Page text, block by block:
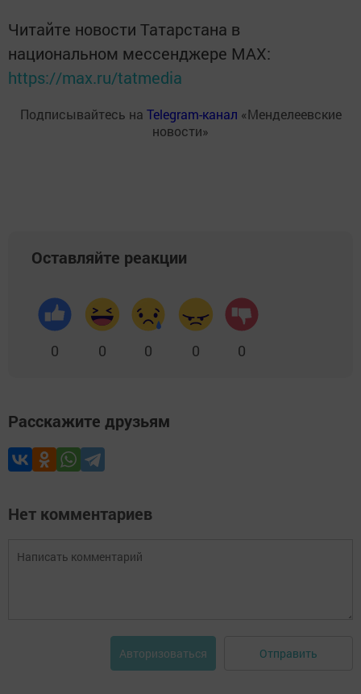
Читайте новости Татарстана в
национальном мессенджере MАХ:
https://max.ru/tatmedia
Подписывайтесь на Telegram-канал «Менделеевские
новости»
Оставляйте реакции
0 0 0 0 0
Расскажите друзьям
Нет комментариев
Авторизоваться Отправить